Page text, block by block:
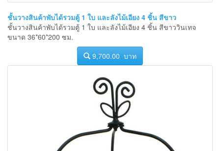
ชั้นวางสินค้าพับได้รวมตู้ 1 ใบ และลังไม้เอียง 4 ชิ้น สีขาว
ชั้นวางสินค้าพับได้รวมตู้ 1 ใบ และลังไม้เอียง 4 ชิ้น สีขาววินเทจ
ขนาด 36*60*200 ซม.
9,700.00 บาท